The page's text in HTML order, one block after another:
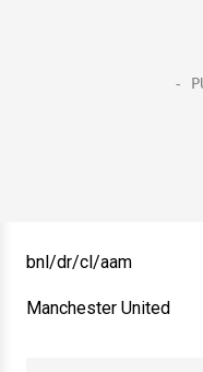
bnl/dr/cl/aam
Manchester United